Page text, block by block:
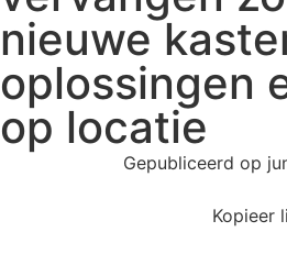
nieuwe
oplossingen
op locatie
Gepubliceerd op
Kopieer